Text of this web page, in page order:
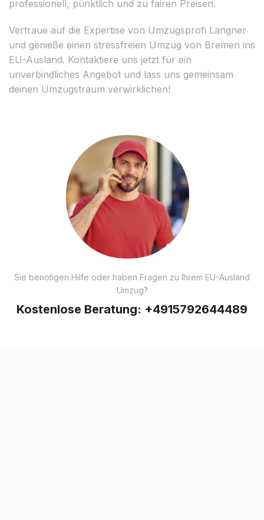
professionell, pünktlich und zu fairen Preisen.
Vertraue auf die Expertise von Umzugsprofi Langner
und genieße einen stressfreien Umzug von Bremen ins
EU-Ausland. Kontaktiere uns jetzt für ein
unverbindliches Angebot und lass uns gemeinsam
deinen Umzugstraum verwirklichen!
Sie benötigen Hilfe oder haben Fragen zu Ihrem EU-Ausland
Umzug?
Kostenlose Beratung: +4915792644489